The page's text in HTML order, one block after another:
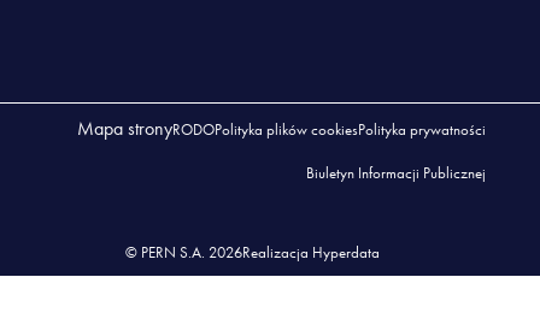
Mapa stronyRODOPolityka plików cookiesPolityka prywatności
Biuletyn Informacji Publicznej
© PERN S.A. 2026Realizacja Hyperdata